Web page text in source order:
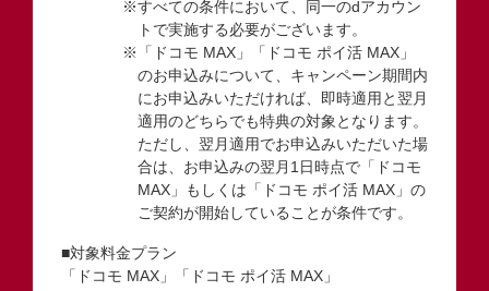
※すべての条件において、同一のdアカウン
トで実施する必要がございます。
※「ドコモ MAX」「ドコモ ポイ活 MAX」
のお申込みについて、キャンペーン期間内
にお申込みいただければ、即時適用と翌月
適用のどちらでも特典の対象となります。
ただし、翌月適用でお申込みいただいた場
合は、お申込みの翌月1日時点で「ドコモ
MAX」もしくは「ドコモ ポイ活 MAX」の
ご契約が開始していることが条件です。
■対象料金プラン
「ドコモ MAX」「ドコモ ポイ活 MAX」